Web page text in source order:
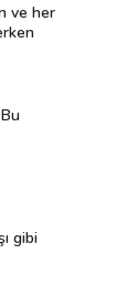
ve her
gibi